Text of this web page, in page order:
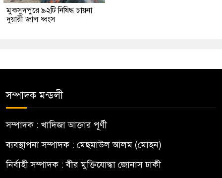
মুকসুদপুরে ৯২টি নিষিদ্ধ চায়না
দুয়ারী জাল ধ্বংস
সম্পাদক মন্ডলী
সম্পাদক : খাদিজা আক্তার পূর্ণী
ব্যবস্থাপনা সম্পাদক : মেছমাউল আলম (মোহন)
নির্বাহী সম্পাদক : বীর মুক্তিযোদ্ধা জোনাস ঢাকী